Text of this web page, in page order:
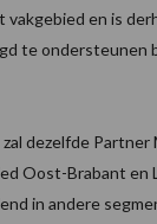
en is
te ondersteunen
zal dezelfde
Oost-Brabant en
in andere